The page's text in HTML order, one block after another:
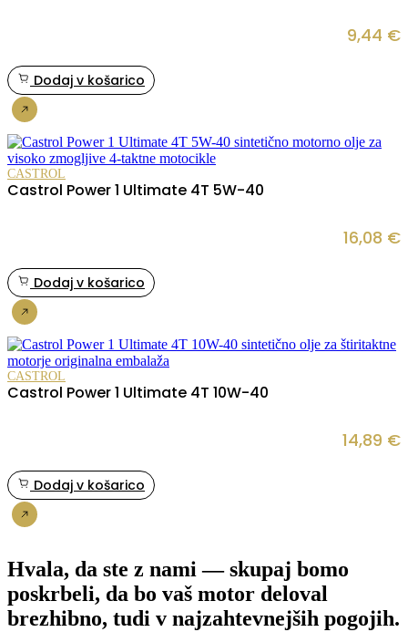
9,44 €
Dodaj v košarico
CASTROL
Castrol Power 1 Ultimate 4T 5W-40
16,08 €
Dodaj v košarico
CASTROL
Castrol Power 1 Ultimate 4T 10W-40
14,89 €
Dodaj v košarico
Hvala, da ste z nami — skupaj bomo
poskrbeli, da bo vaš motor deloval
brezhibno, tudi v najzahtevnejših pogojih.